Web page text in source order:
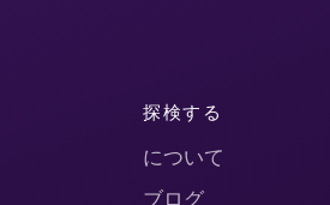
探検する
について